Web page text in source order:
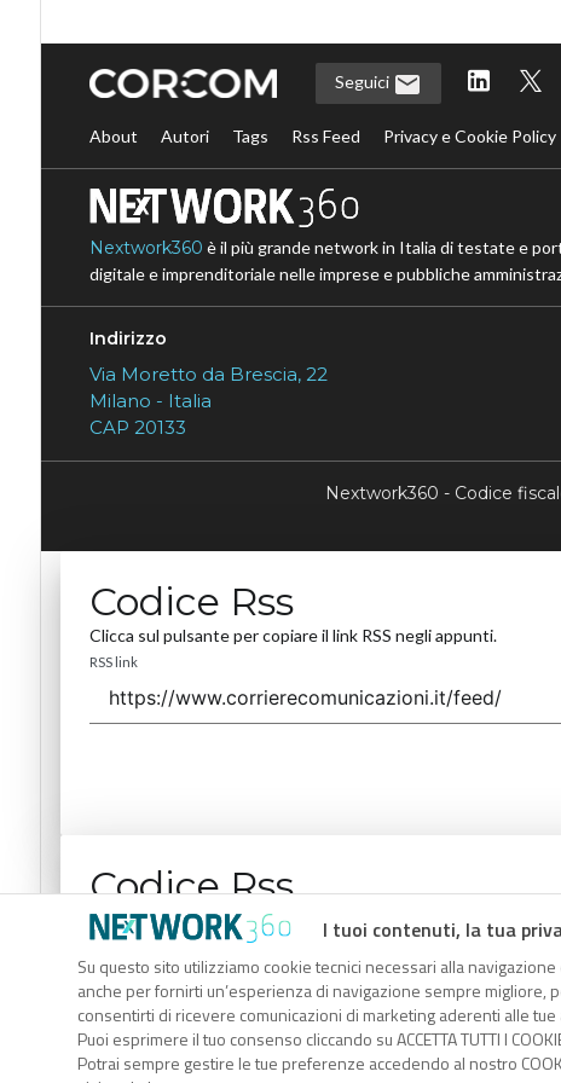
I tuoi contenuti, la tua
Su questo sito utilizziamo cookie tecnici necessari alla
anche per fornirti un’esperienza di navigazione sempre
consentirti di ricevere comunicazioni di marketing aderenti alle
Puoi esprimere il tuo consenso cliccando su ACCETTA TUTTI I
Potrai sempre gestire le tue preferenze accedendo al nostro
Seguici
About Autori Tags Rss Feed Privacy e Cookie Policy
Nextwork360 è il più grande network in Italia di testate e
digitale e imprenditoriale nelle imprese e pubbliche
Indirizzo
Via Moretto da Brescia, 22
Milano - Italia
CAP 20133
Nextwork360 - Codice
Codice Rss
Clicca sul pulsante per copiare il link RSS negli appunti.
RSS link
Codice Rss
Clicca sul pulsante per copiare il link RSS negli appunti.
RSS link